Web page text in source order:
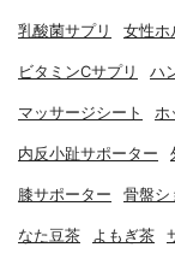
乳酸菌サプリ 女性ホ
ビタミンCサプリ ハ
マッサージシート ホ
内反小趾サポーター
膝サポーター 骨盤シ
なた豆茶 よもぎ茶